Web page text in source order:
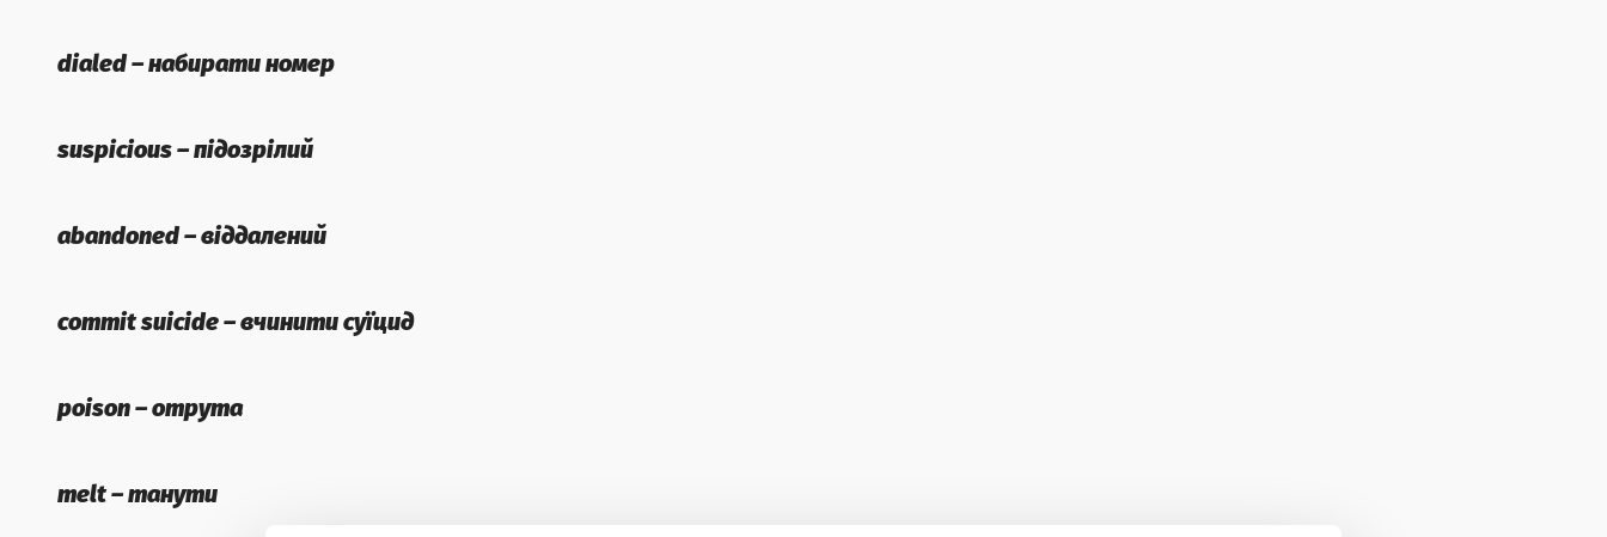
dialed – набирати номер
suspicious – підозрілий
abandoned – віддалений
commit suicide – вчинити суїцид
poison – отрута
melt – танути